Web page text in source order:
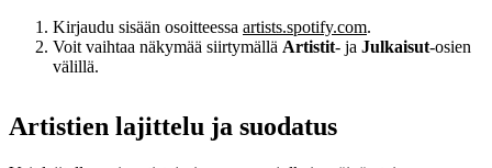
Kirjaudu sisään osoitteessa artists.spotify.com.
Voit vaihtaa näkymää siirtymällä Artistit- ja Julkaisut-osien
välillä.
Artistien lajittelu ja suodatus